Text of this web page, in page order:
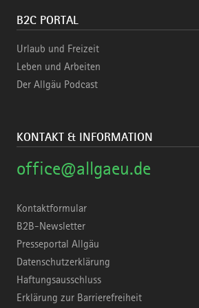
B2C PORTAL
Urlaub und Freizeit
Leben und Arbeiten
Der Allgäu Podcast
KONTAKT & INFORMATION
office@allgaeu.de
Kontaktformular
B2B-Newsletter
Presseportal Allgäu
Datenschutzerklärung
Haftungsausschluss
Erklärung zur Barrierefreiheit